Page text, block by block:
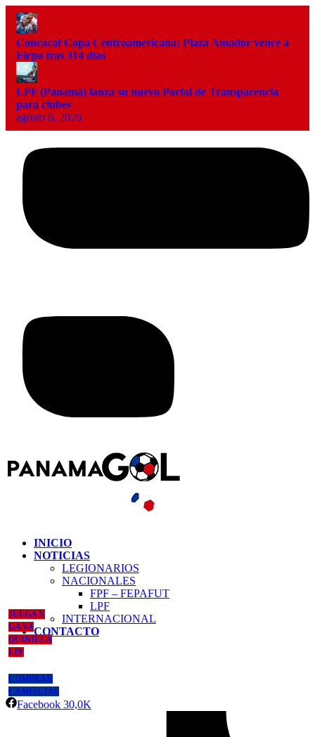
Concacaf Copa Centroamericana: Plaza Amador vence a
Firpo tras 314 días
LPF (Panamá) lanza su nuevo Portal de Transparencia
para clubes
agosto 6, 2026
INICIO
NOTICIAS
LEGIONARIOS
NACIONALES
FPF – FEPAFUT
LPF
INTERNACIONAL
CONTACTO
JUEGA Y
GANA
QUINIELA
LPF
COMPRAR
CAMISETAS
Facebook 30,0K